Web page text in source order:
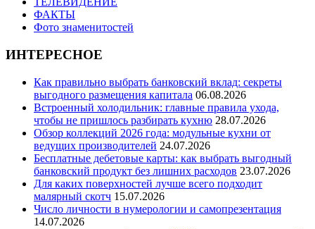
ФАКТЫ
Фото знаменитостей
ИНТЕРЕСНОЕ
Как правильно выбрать банковский вклад: секреты
выгодного размещения капитала 06.08.2026
Встроенный холодильник: главные правила ухода,
чтобы не пришлось разбирать кухню 28.07.2026
Обзор коллекций 2026 года: модульные кухни от
ведущих производителей 24.07.2026
Бесплатные дебетовые карты: как выбрать выгодный
банковский продукт без лишних расходов 23.07.2026
Для каких поверхностей лучше всего подходит
малярный скотч 15.07.2026
Число личности в нумерологии и самопрезентация
14.07.2026